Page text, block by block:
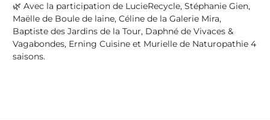
🌿 Avec la participation de LucieRecycle, Stéphanie Gien,
Maëlle de Boule de laine, Céline de la Galerie Mira,
Baptiste des Jardins de la Tour, Daphné de Vivaces &
Vagabondes, Erning Cuisine et Murielle de Naturopathie 4
saisons.